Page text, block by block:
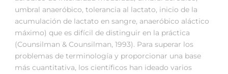
umbral anaeróbico, tolerancia al lactato, inicio de la
acumulación de lactato en sangre, anaeróbico aláctico
máximo) que es difícil de distinguir en la práctica
(Counsilman & Counsilman, 1993). Para superar los
problemas de terminología y proporcionar una base
más cuantitativa, los científicos han ideado varios